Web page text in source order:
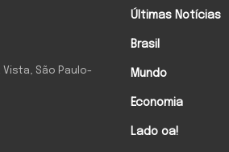
Vista, São Paulo-
Últimas Notícias
Brasil
Mundo
Economia
Lado oa!